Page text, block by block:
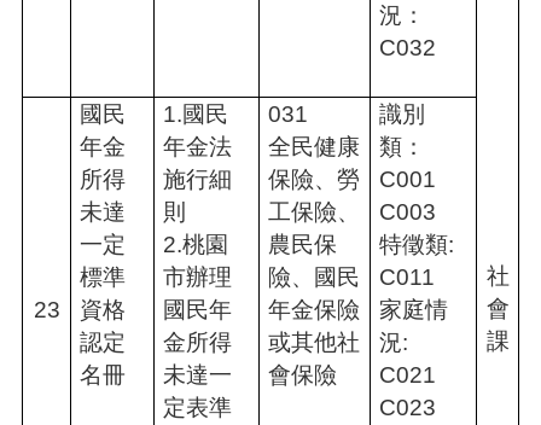
況：
C032
23
國民
年金
所得
未達
一定
標準
資格
認定
名冊
1.國民
年金法
施行細
則
2.桃園
市辦理
國民年
金所得
未達一
定表準
031
全民健康
保險、勞
工保險、
農民保
險、國民
年金保險
或其他社
會保險
識別
類：
C001
C003
特徵類:
C011
家庭情
況:
C021
C023
社
會
課